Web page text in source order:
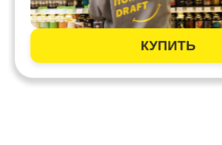
МОБИЛЬНОЕ
ПИВ&КО
открытие магазина.
Получить